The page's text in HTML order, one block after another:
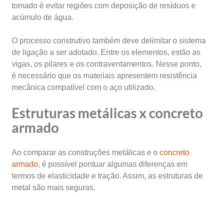
tomado é evitar regiões com deposição de resíduos e
acúmulo de água.
O processo construtivo também deve delimitar o sistema
de ligação a ser adotado. Entre os elementos, estão as
vigas, os pilares e os contraventamentos. Nesse ponto,
é necessário que os materiais apresentem resistência
mecânica compatível com o aço utilizado.
Estruturas metálicas x concreto
armado
Ao comparar as construções metálicas e o concreto
armado, é possível pontuar algumas diferenças em
termos de elasticidade e tração. Assim, as estruturas de
metal são mais seguras.